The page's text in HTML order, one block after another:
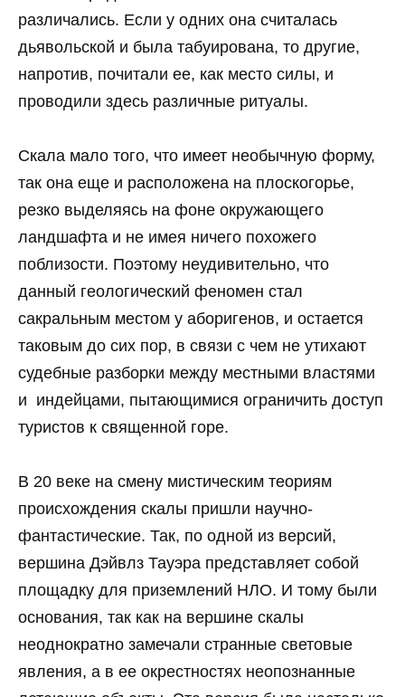
различались. Если у одних она считалась
дьявольской и была табуирована, то другие,
напротив, почитали ее, как место силы, и
проводили здесь различные ритуалы.
Скала мало того, что имеет необычную форму,
так она еще и расположена на плоскогорье,
резко выделяясь на фоне окружающего
ландшафта и не имея ничего похожего
поблизости. Поэтому неудивительно, что
данный геологический феномен стал
сакральным местом у аборигенов, и остается
таковым до сих пор, в связи с чем не утихают
судебные разборки между местными властями
и индейцами, пытающимися ограничить доступ
туристов к священной горе.
В 20 веке на смену мистическим теориям
происхождения скалы пришли научно-
фантастические. Так, по одной из версий,
вершина Дэйвлз Тауэра представляет собой
площадку для приземлений НЛО. И тому были
основания, так как на вершине скалы
неоднократно замечали странные световые
явления, а в ее окрестностях неопознанные